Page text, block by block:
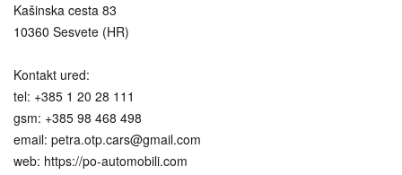
Kašinska cesta 83
10360 Sesvete (HR)
Kontakt ured:
tel: +385 1 20 28 111
gsm: +385 98 468 498
email: petra.otp.cars@gmail.com
web: https://po-automobili.com